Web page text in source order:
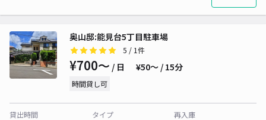
奥山邸:能見台5丁目駐車場
5 / 1件
¥700〜 / 日 ¥50〜 / 15分
時間貸し可
貸出時間
タイプ
再入庫